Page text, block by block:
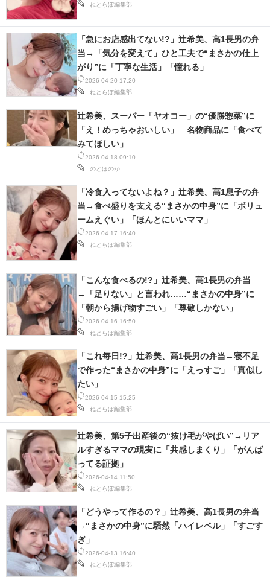
ねとらぼ編集部
2026-04-20 17:20
ねとらぼ編集部
「急にお店感出てない!?」辻希美、高1長男の弁
当→「気分を変えて」ひと工夫で“まさかの仕上
がり”に「丁寧な生活」「憧れる」
2026-04-18 09:10
のとほのか
辻希美、スーパー「ヤオコー」の“優勝惣菜”に
「え！めっちゃおいしい」 名物商品に「食べて
みてほしい」
2026-04-17 16:40
ねとらぼ編集部
「冷食入ってないよね？」辻希美、高1息子の弁
当→食べ盛りを支える“まさかの中身”に「ボリュ
ームえぐい」「ほんとにいいママ」
2026-04-16 16:50
ねとらぼ編集部
「こんな食べるの!?」辻希美、高1長男の弁当
→「足りない」と言われ……“まさかの中身”に
「朝から揚げ物すごい」「尊敬しかない」
2026-04-15 15:25
ねとらぼ編集部
「これ毎日!?」辻希美、高1長男の弁当→寝不足
で作った“まさかの中身”に「えっすご」「真似し
たい」
2026-04-14 11:50
ねとらぼ編集部
辻希美、第5子出産後の“抜け毛がやばい”→リア
ルすぎるママの現実に「共感しまくり」「がんば
ってる証拠」
2026-04-13 16:40
ねとらぼ編集部
「どうやって作るの？」辻希美、高1長男の弁当
→“まさかの中身”に騒然「ハイレベル」「すごす
ぎ」